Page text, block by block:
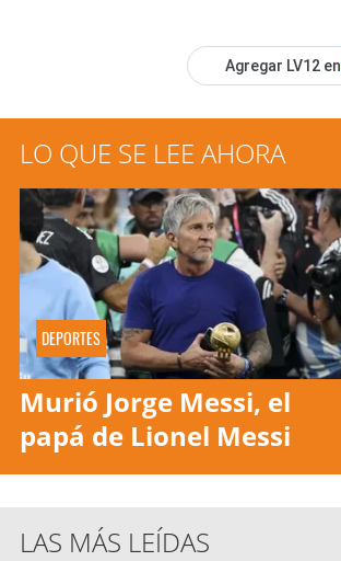
Agregar LV12 en
LO QUE SE LEE AHORA
DEPORTES
Murió Jorge Messi, el
papá de Lionel Messi
LAS MÁS LEÍDAS